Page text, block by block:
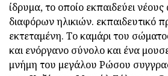
ίδρυμα, το οποίο εκπαιδεύει
διαφόρων ηλικιών. εκπαιδευτικό
εκτεταμένη. Το καμάρι του
και ενόργανο σύνολο και ένα
μνήμη του μεγάλου Ρώσου